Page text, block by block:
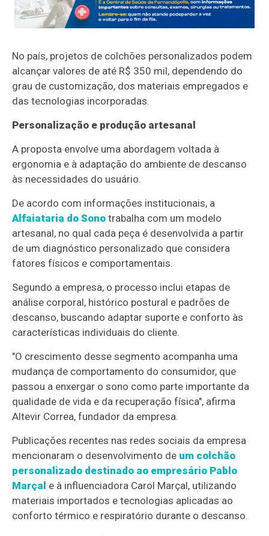
No país, projetos de colchões personalizados podem
alcançar valores de até R$ 350 mil, dependendo do
grau de customização, dos materiais empregados e
das tecnologias incorporadas.
Personalização e produção artesanal
A proposta envolve uma abordagem voltada à
ergonomia e à adaptação do ambiente de descanso
às necessidades do usuário.
De acordo com informações institucionais, a
Alfaiataria do Sono trabalha com um modelo
artesanal, no qual cada peça é desenvolvida a partir
de um diagnóstico personalizado que considera
fatores físicos e comportamentais.
Segundo a empresa, o processo inclui etapas de
análise corporal, histórico postural e padrões de
descanso, buscando adaptar suporte e conforto às
características individuais do cliente.
"O crescimento desse segmento acompanha uma
mudança de comportamento do consumidor, que
passou a enxergar o sono como parte importante da
qualidade de vida e da recuperação física", afirma
Altevir Correa, fundador da empresa.
Publicações recentes nas redes sociais da empresa
mencionaram o desenvolvimento de um colchão
personalizado destinado ao empresário Pablo
Marçal e à influenciadora Carol Marçal, utilizando
materiais importados e tecnologias aplicadas ao
conforto térmico e respiratório durante o descanso.